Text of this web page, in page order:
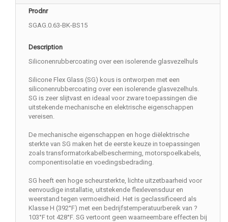
Prodnr
SGAG.0.63-BK-BS15
Description
Siliconenrubbercoating over een isolerende glasvezelhuls
Silicone Flex Glass (SG) kous is ontworpen met een
siliconenrubbercoating over een isolerende glasvezelhuls.
SG is zeer slijtvast en ideaal voor zware toepassingen die
uitstekende mechanische en elektrische eigenschappen
vereisen.
De mechanische eigenschappen en hoge diëlektrische
sterkte van SG maken het de eerste keuze in toepassingen
zoals transformatorkabelbescherming, motorspoelkabels,
componentisolatie en voedingsbedrading.
SG heeft een hoge scheursterkte, lichte uitzetbaarheid voor
eenvoudige installatie, uitstekende flexlevensduur en
weerstand tegen vermoeidheid. Het is geclassificeerd als
Klasse H (392°F) met een bedrijfstemperatuurbereik van ?
103°F tot 428°F. SG vertoont geen waarneembare effecten bij